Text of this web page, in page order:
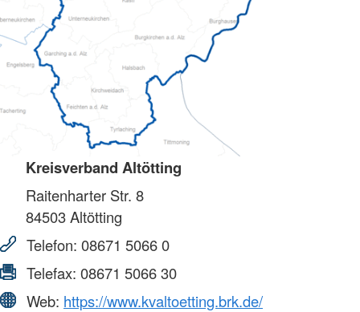
Kreisverband Altötting
Raitenharter Str. 8
84503Altötting
Telefon: 08671 5066 0
Telefax: 08671 5066 30
Web: https://www.kvaltoetting.brk.de/